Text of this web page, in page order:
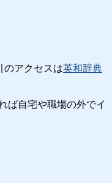
のアクセスは英和辞典
ば自宅や職場の外でイ